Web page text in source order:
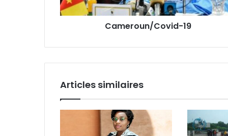
s
e
a
Cameroun/Covid-19
Articles similaires